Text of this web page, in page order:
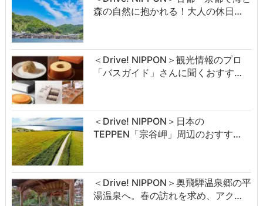
森の自然に抱かれる！大人の休日…
＜Drive! NIPPON＞観光情報のプロ
「バスガイド」さんに聞くおすす…
＜Drive! NIPPON＞日本の
TEPPEN「宗谷岬」周辺のおすす…
＜Drive! NIPPON＞奥飛騨温泉郷の平
湯温泉へ。春の訪れを求め、アク…